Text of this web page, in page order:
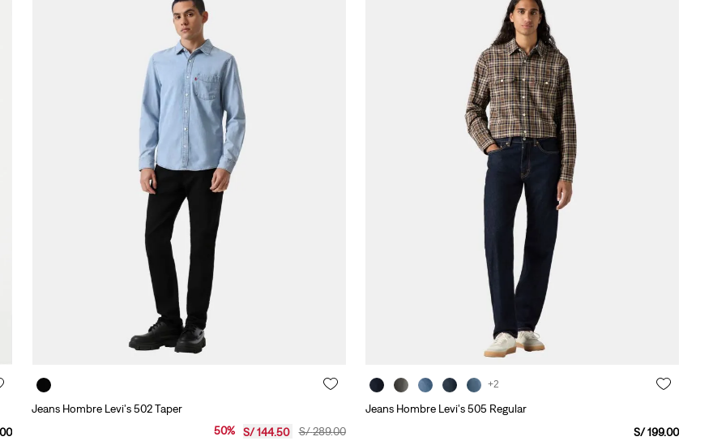
00
Jeans Hombre Levi's 502 Taper
S/289.00
50% S/144.50
+2
Jeans Hombre Levi's 505 Regular
S/ 199.00